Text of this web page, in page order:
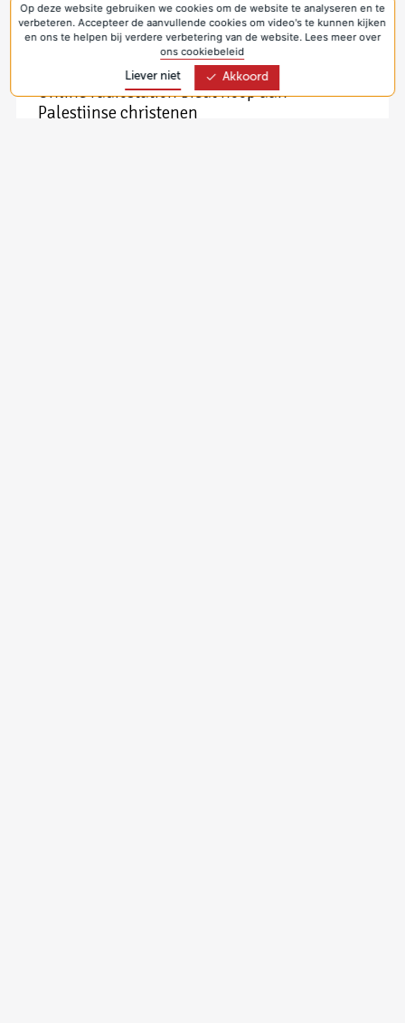
Op deze website gebruiken we cookies om de website te analyseren en te
verbeteren. Accepteer de aanvullende cookies om video's te kunnen kijken
en ons te helpen bij verdere verbetering van de website. Lees meer over
ons cookiebeleid
Liever niet Akkoord
Online radiostation biedt hoop aan
Palestijnse christenen